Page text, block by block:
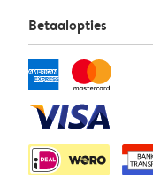
Betaalopties